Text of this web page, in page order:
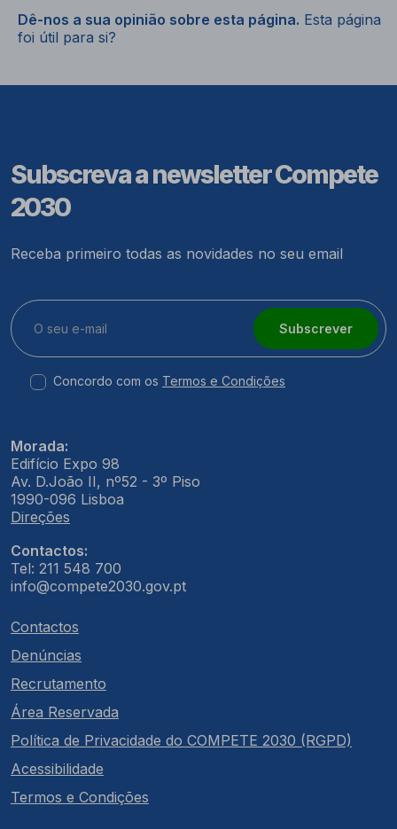
Dê-nos a sua opinião sobre esta página. Esta página
foi útil para si?
Subscreva a newsletter Compete
2030
Receba primeiro todas as novidades no seu email
Subscrever
Concordo com os Termos e Condições
Morada:
Edifício Expo 98
Av. D.João II, nº52 - 3º Piso
1990-096 Lisboa
Direções
Contactos:
Tel: 211 548 700
info@compete2030.gov.pt
Contactos
Denúncias
Recrutamento
Área Reservada
Política de Privacidade do COMPETE 2030 (RGPD)
Acessibilidade
Termos e Condições